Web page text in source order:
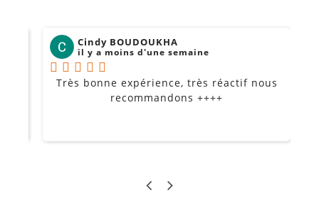
Cindy BOUDOUKHA
il y a moins d'une semaine
Très bonne expérience, très réactif nous
recommandons ++++